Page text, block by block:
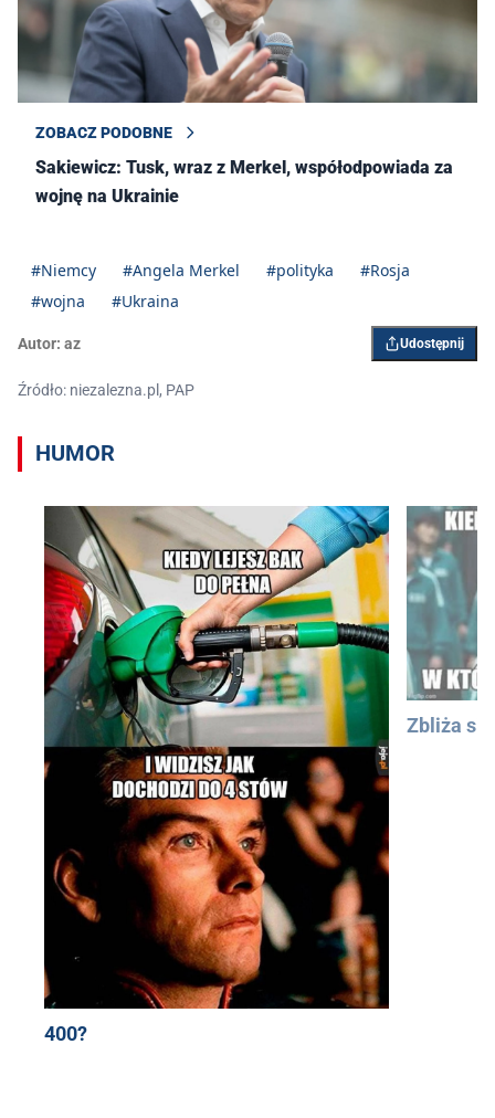
ZOBACZ PODOBNE
Sakiewicz: Tusk, wraz z Merkel, współodpowiada za
wojnę na Ukrainie
#Niemcy #Angela Merkel #polityka
#Rosja
#wojna
#Ukraina
Autor: az Udostępnij
Źródło: niezalezna.pl, PAP
HUMOR
400?
Zbliża się